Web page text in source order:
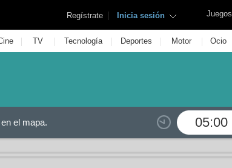
Juegos
Regístrate | Inicia sesión
| TV | Tecnología | Deportes | Motor | Ocio
05:00
el mapa.